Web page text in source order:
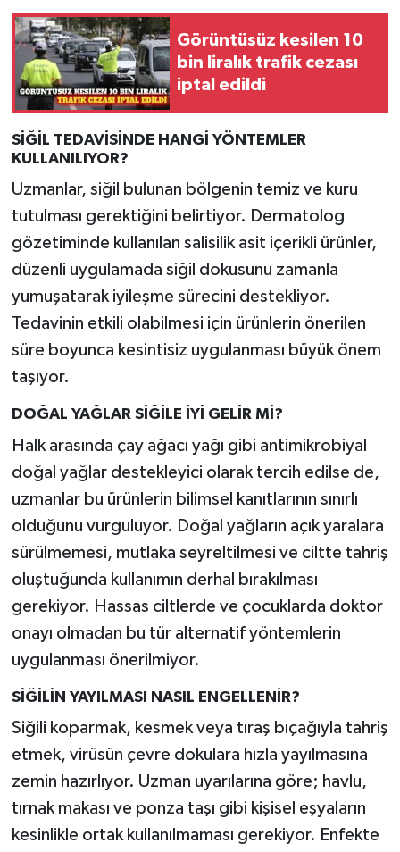
Görüntüsüz kesilen 10
bin liralık trafik cezası
iptal edildi
SİĞİL TEDAVİSİNDE HANGİ YÖNTEMLER
KULLANILIYOR?
Uzmanlar, siğil bulunan bölgenin temiz ve kuru
tutulması gerektiğini belirtiyor. Dermatolog
gözetiminde kullanılan salisilik asit içerikli ürünler,
düzenli uygulamada siğil dokusunu zamanla
yumuşatarak iyileşme sürecini destekliyor.
Tedavinin etkili olabilmesi için ürünlerin önerilen
süre boyunca kesintisiz uygulanması büyük önem
taşıyor.
DOĞAL YAĞLAR SİĞİLE İYİ GELİR Mİ?
Halk arasında çay ağacı yağı gibi antimikrobiyal
doğal yağlar destekleyici olarak tercih edilse de,
uzmanlar bu ürünlerin bilimsel kanıtlarının sınırlı
olduğunu vurguluyor. Doğal yağların açık yaralara
sürülmemesi, mutlaka seyreltilmesi ve ciltte tahriş
oluştuğunda kullanımın derhal bırakılması
gerekiyor. Hassas ciltlerde ve çocuklarda doktor
onayı olmadan bu tür alternatif yöntemlerin
uygulanması önerilmiyor.
SİĞİLİN YAYILMASI NASIL ENGELLENİR?
Siğili koparmak, kesmek veya tıraş bıçağıyla tahriş
etmek, virüsün çevre dokulara hızla yayılmasına
zemin hazırlıyor. Uzman uyarılarına göre; havlu,
tırnak makası ve ponza taşı gibi kişisel eşyaların
kesinlikle ortak kullanılmaması gerekiyor. Enfekte